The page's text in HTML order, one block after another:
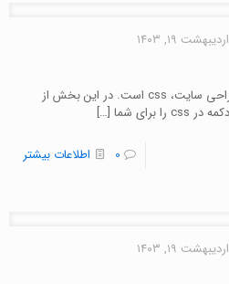
اردیبهشت ۱۹, ۱۴۰۳
یکی از زبان‌های برنامه نویسی در طراحی سایت، css است. در این بخش از
[…]
0 اطلاعات بیشتر
اردیبهشت ۱۹, ۱۴۰۳